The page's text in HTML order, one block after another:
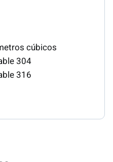
cúbicos
304
316